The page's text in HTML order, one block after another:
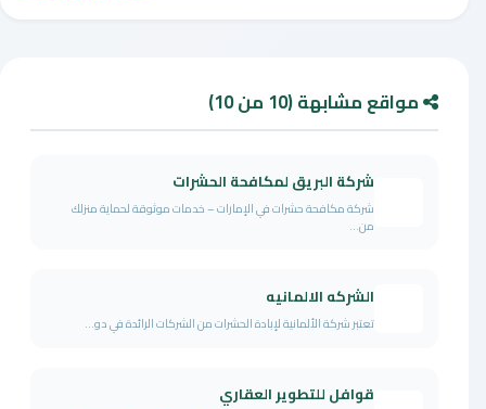
مواقع مشابهة (10 من 10)
شركة البريق لمكافحة الحشرات
شركة مكافحة حشرات في الإمارات – خدمات موثوقة لحماية منزلك
من...
الشركه الالمانيه
تعتبر شركة الألمانية لإبادة الحشرات من الشركات الرائدة في دو...
قوافل للتطوير العقاري